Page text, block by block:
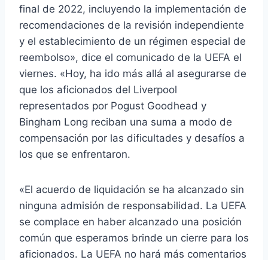
final de 2022, incluyendo la implementación de
recomendaciones de la revisión independiente
y el establecimiento de un régimen especial de
reembolso», dice el comunicado de la UEFA el
viernes. «Hoy, ha ido más allá al asegurarse de
que los aficionados del Liverpool
representados por Pogust Goodhead y
Bingham Long reciban una suma a modo de
compensación por las dificultades y desafíos a
los que se enfrentaron.
«El acuerdo de liquidación se ha alcanzado sin
ninguna admisión de responsabilidad. La UEFA
se complace en haber alcanzado una posición
común que esperamos brinde un cierre para los
aficionados. La UEFA no hará más comentarios